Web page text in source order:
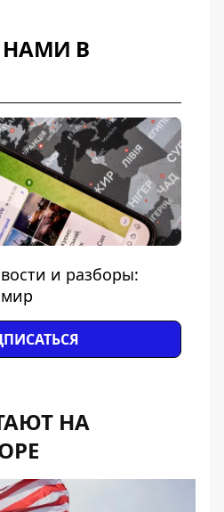
НАМИ В
и разборы:
НА